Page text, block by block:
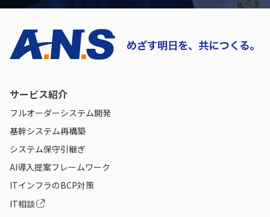
サービス紹介
フルオーダーシステム開発
基幹システム再構築
システム保守引継ぎ
AI導入提案フレームワーク
ITインフラのBCP対策
IT相談